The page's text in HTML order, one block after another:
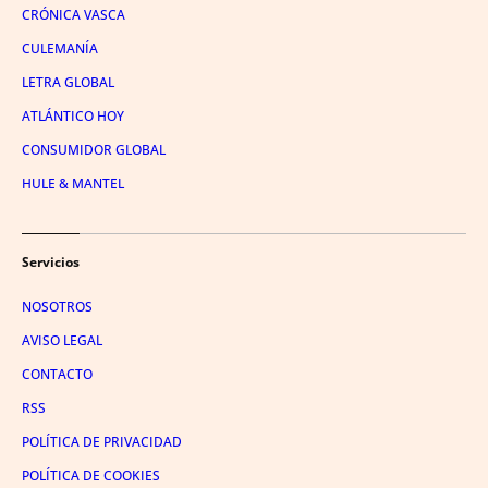
CRÓNICA VASCA
CULEMANÍA
LETRA GLOBAL
ATLÁNTICO HOY
CONSUMIDOR GLOBAL
HULE & MANTEL
Servicios
NOSOTROS
AVISO LEGAL
CONTACTO
RSS
POLÍTICA DE PRIVACIDAD
POLÍTICA DE COOKIES